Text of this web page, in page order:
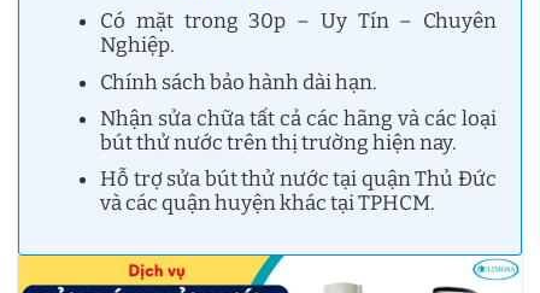
Có mặt trong 30p – Uy Tín – Chuyên
Nghiệp.
Chính sách bảo hành dài hạn.
Nhận sửa chữa tất cả các hãng và các loại
bút thử nước trên thị trường hiện nay.
Hỗ trợ sửa bút thử nước tại quận Thủ Đức
và các quận huyện khác tại TPHCM.